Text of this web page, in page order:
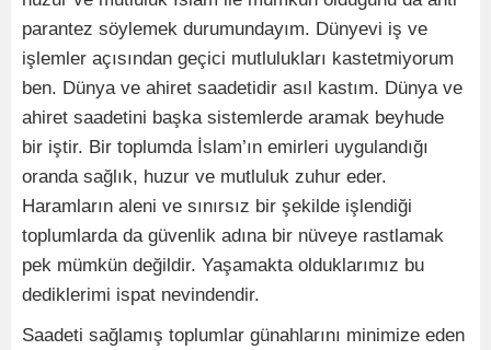
parantez söylemek durumundayım. Dünyevi iş ve
işlemler açısından geçici mutlulukları kastetmiyorum
ben. Dünya ve ahiret saadetidir asıl kastım. Dünya ve
ahiret saadetini başka sistemlerde aramak beyhude
bir iştir. Bir toplumda İslam’ın emirleri uygulandığı
oranda sağlık, huzur ve mutluluk zuhur eder.
Haramların aleni ve sınırsız bir şekilde işlendiği
toplumlarda da güvenlik adına bir nüveye rastlamak
pek mümkün değildir. Yaşamakta olduklarımız bu
dediklerimi ispat nevindendir.
Saadeti sağlamış toplumlar günahlarını minimize eden